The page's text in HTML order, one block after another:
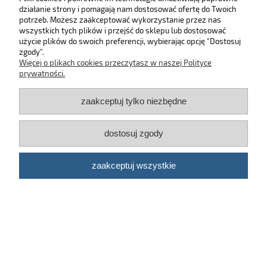
SKLEP
MOJE KONTO
BĄDŹ NA BIEŻĄCO!
Kosmetyki samochodowe Automotive Care©2026 | PlatformaShoper
pokaż pełną wersję strony
działanie strony i pomagają nam dostosować ofertę do Twoich
potrzeb. Możesz zaakceptować wykorzystanie przez nas
wszystkich tych plików i przejść do sklepu lub dostosować
użycie plików do swoich preferencji, wybierając opcję "Dostosuj
zgody".
Więcej o plikach cookies przeczytasz w naszej Polityce
prywatności.
zaakceptuj tylko niezbędne
dostosuj zgody
zaakceptuj wszystkie